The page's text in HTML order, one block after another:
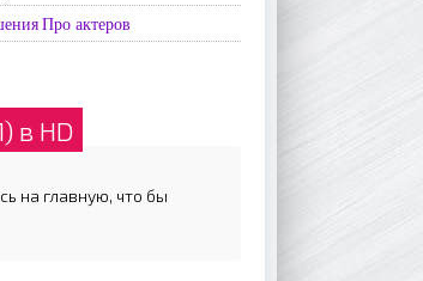
Про актеров
в HD
на главную, что бы